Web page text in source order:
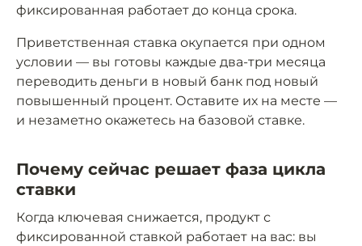
фиксированная работает до конца срока.
Приветственная ставка окупается при одном
условии — вы готовы каждые два-три месяца
переводить деньги в новый банк под новый
повышенный процент. Оставите их на месте —
и незаметно окажетесь на базовой ставке.
Почему сейчас решает фаза цикла
ставки
Когда ключевая снижается, продукт с
фиксированной ставкой работает на вас: вы